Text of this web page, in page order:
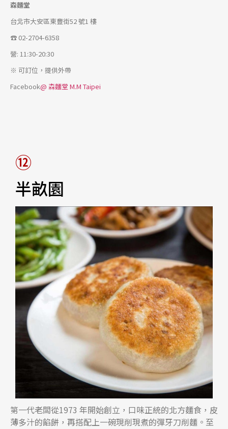
森麵堂
台北市大安區東豐街52 號1 樓
☎ 02-2704-6358
營: 11:30-20:30
※ 可訂位，提供外帶
Facebook@ 森麵堂 M.M Taipei
⑫
半畝園
第一代老闆從1973 年開始創立，口味正統的北方麵食，皮
薄多汁的餡餅，再搭配上一碗現削現煮的彈牙刀削麵。至